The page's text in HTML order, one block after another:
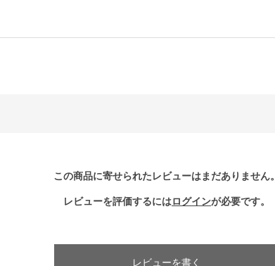
この商品に寄せられたレビューはまだありません。
レビューを評価するにはログインが必要です。
レビューを書く